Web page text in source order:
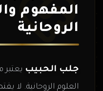
المفهوم
الروحانية
جلب الحبيب يعتبر
العلوم الروحانية. لا